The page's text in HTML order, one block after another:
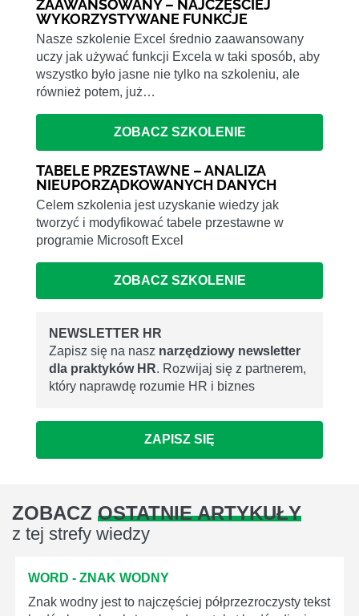
ZAAWANSOWANY – NAJCZĘŚCIEJ
WYKORZYSTYWANE FUNKCJE
Nasze szkolenie Excel średnio zaawansowany
uczy jak używać funkcji Excela w taki sposób, aby
wszystko było jasne nie tylko na szkoleniu, ale
również potem, już…
ZOBACZ SZKOLENIE
TABELE PRZESTAWNE – ANALIZA
NIEUPORZĄDKOWANYCH DANYCH
Celem szkolenia jest uzyskanie wiedzy jak
tworzyć i modyfikować tabele przestawne w
programie Microsoft Excel
ZOBACZ SZKOLENIE
NEWSLETTER HR
Zapisz się na nasz narzędziowy newsletter
dla praktyków HR. Rozwijaj się z partnerem,
który naprawdę rozumie HR i biznes
ZAPISZ SIĘ
ZOBACZ OSTATNIE ARTYKUŁY
z tej strefy wiedzy
WORD - ZNAK WODNY
Znak wodny jest to najczęściej półprzezroczysty tekst